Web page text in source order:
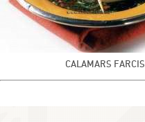
CALAMARS FARCIS